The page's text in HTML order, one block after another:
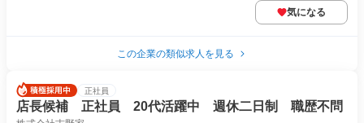
気になる
この企業の類似求人を見る
正社員
店長候補 正社員 20代活躍中 週休二日制 職歴不問